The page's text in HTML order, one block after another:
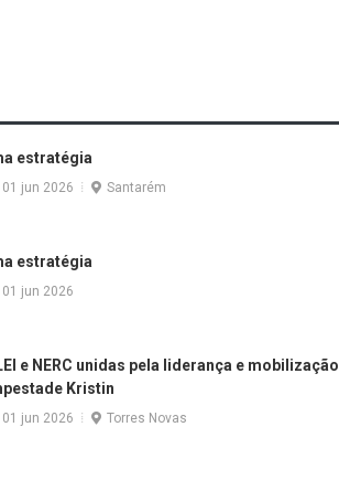
estratégia
01 jun 2026 Santarém
estratégia
01 jun 2026
e NERC unidas pela liderança e mobilização
Kristin
01 jun 2026 Torres Novas